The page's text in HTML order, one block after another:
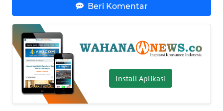
Beri Komentar
Install Aplikasi
NUSANTARA
WN
JOGJA
WN
JATIM